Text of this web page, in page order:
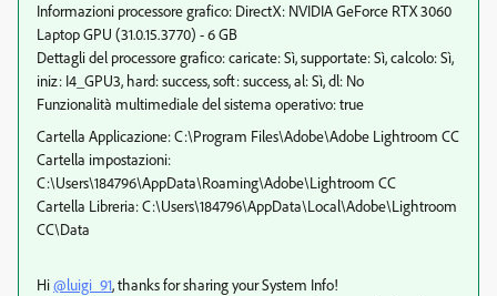
Informazioni processore grafico: DirectX: NVIDIA GeForce RTX 3060
Laptop GPU (31.0.15.3770) - 6 GB
Dettagli del processore grafico: caricate: Sì, supportate: Sì, calcolo: Sì,
iniz: I4_GPU3, hard: success, soft: success, al: Sì, dl: No
Funzionalità multimediale del sistema operativo: true
Cartella Applicazione: C:\Program Files\Adobe\Adobe Lightroom CC
Cartella impostazioni:
C:\Users\184796\AppData\Roaming\Adobe\Lightroom CC
Cartella Libreria: C:\Users\184796\AppData\Local\Adobe\Lightroom
CC\Data
Hi@luigi_91, thanks for sharing your System Info!